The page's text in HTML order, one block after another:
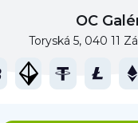
OC
Toryská 5, 040 11